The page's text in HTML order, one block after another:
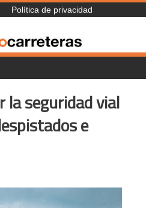
Política de privacidad
la seguridad vial
e